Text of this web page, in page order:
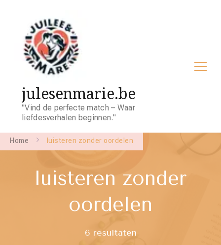
julesenmarie.be
"Vind de perfecte match – Waar
liefdesverhalen beginnen."
Home luisteren zonder oordelen
luisteren zonder
oordelen
6 resultaten